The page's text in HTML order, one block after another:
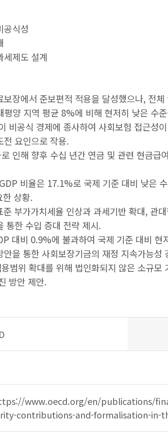
공식성
제도 설계
장에서 준보편적 적용을 달성했으나, 전
양 지역 평균 8%에 비해 현저히 낮은 수
비공식 경제에 종사하여 사회보험 접근성
요인으로 작용.
인해 향후 수십 년간 연금 및 관련 현금
비율은 17.1%로 국제 기준 대비 낮은
상황.
부가가치세율 인상과 과세기반 확대, 관
통한 수입 증대 전략 제시.
대비 0.9%에 불과하여 국제 기준 대비
을 통한 사회보장기금의 재정 지속가능성
범위 확대를 위해 법인화되지 않은 소규
방안 제안.
www.oecd.org/en/publications/
contributions-and-formalisation-in-